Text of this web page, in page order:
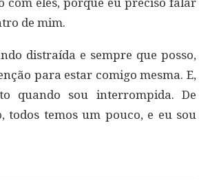
de mim.
distraída e sempre que posso,
para estar comigo mesma. E,
quando sou interrompida. De
todos temos um pouco, e eu sou